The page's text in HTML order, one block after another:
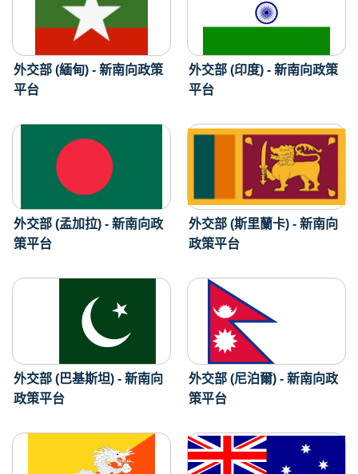
外交部 (緬甸) - 新南向政策
平台
外交部 (印度) - 新南向政策
平台
外交部 (孟加拉) - 新南向政
策平台
外交部 (斯里蘭卡) - 新南向
政策平台
外交部 (巴基斯坦) - 新南向
政策平台
外交部 (尼泊爾) - 新南向政
策平台